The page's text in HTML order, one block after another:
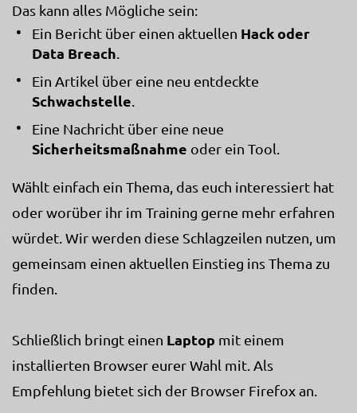
Das kann alles Mögliche sein:
Ein Bericht über einen aktuellen Hack oder
Data Breach
Ein Artikel über eine neu entdeckte
Schwachstelle
Eine Nachricht über eine neue
Sicherheitsmaßnahme oder ein Tool.
Wählt einfach ein Thema, das euch interessiert hat
oder worüber ihr im Training gerne mehr erfahren
würdet. Wir werden diese Schlagzeilen nutzen, um
gemeinsam einen aktuellen Einstieg ins Thema zu
finden.
Schließlich bringt einen Laptop mit einem
installierten Browser eurer Wahl mit. Als
Empfehlung bietet sich der Browser Firefox an.